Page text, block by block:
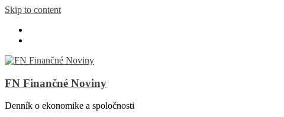
Skip to content
FN Finančné Noviny
Denník o ekonomike a spoločnosti